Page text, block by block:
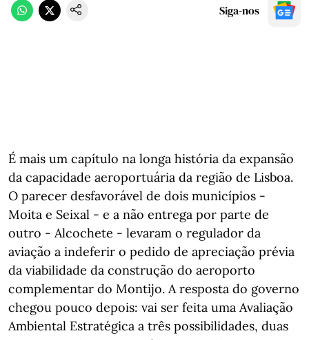
Siga-nos
É mais um capítulo na longa história da expansão
da capacidade aeroportuária da região de Lisboa.
O parecer desfavorável de dois municípios -
Moita e Seixal - e a não entrega por parte de
outro - Alcochete - levaram o regulador da
aviação a indeferir o pedido de apreciação prévia
da viabilidade da construção do aeroporto
complementar do Montijo. A resposta do governo
chegou pouco depois: vai ser feita uma Avaliação
Ambiental Estratégica a três possibilidades, duas